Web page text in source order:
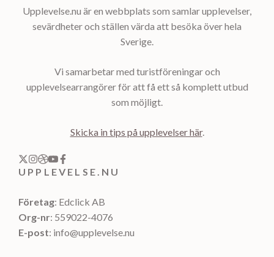
Upplevelse.nu är en webbplats som samlar upplevelser,
sevärdheter och ställen värda att besöka över hela
Sverige.
Vi samarbetar med turistföreningar och
upplevelsearrangörer för att få ett så komplett utbud
som möjligt.
Skicka in tips på upplevelser här.
UPPLEVELSE.NU
Företag: Edclick AB
Org-nr: 559022-4076
E-post: info@upplevelse.nu